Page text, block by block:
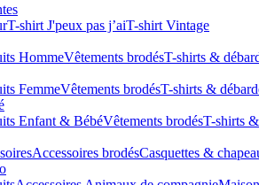
T-shirt J'peux pas j’aiT-shirt Vintage
HommeVêtements brodésT-shirts &
FemmeVêtements brodésT-shirts &
Enfant & BébéVêtements brodésT-shirts
Accessoires brodésCasquettes &